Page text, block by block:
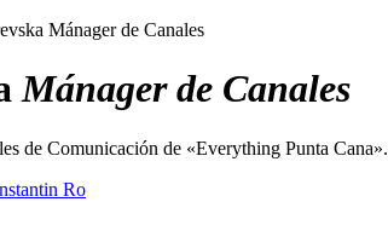
Mánager de Canales
Mánager de Canales
de Comunicación de «Everything Punta Cana».
Ro